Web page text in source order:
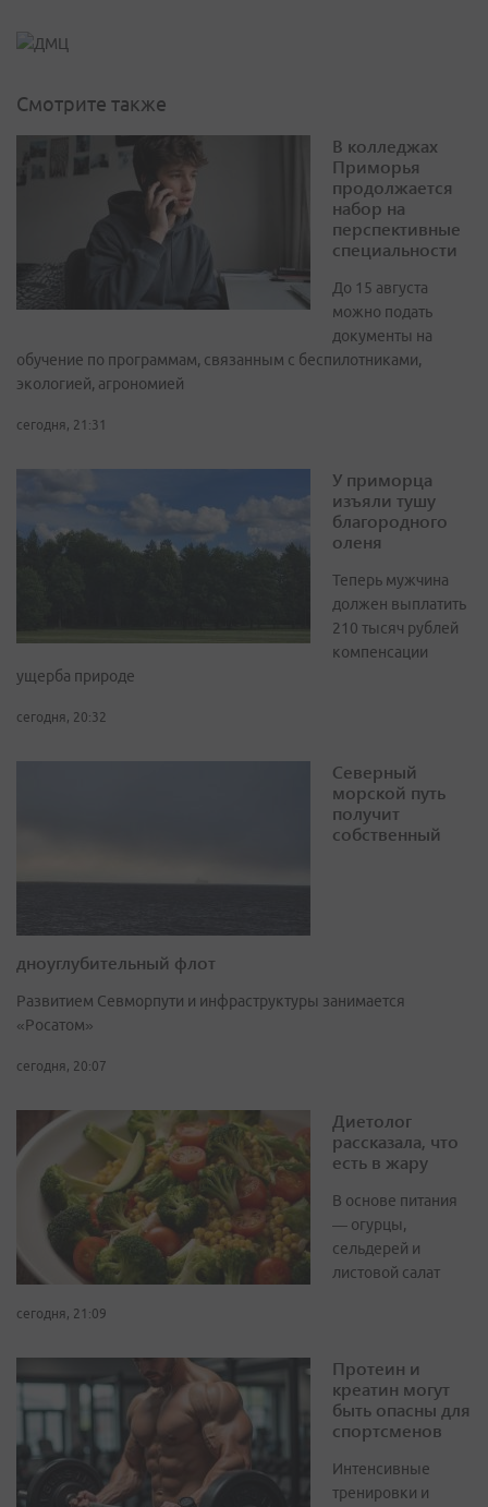
Смотрите также
В колледжах
Приморья
продолжается
набор на
перспективные
специальности
До 15 августа
можно подать
документы на
обучение по программам, связанным с беспилотниками,
экологией, агрономией
сегодня, 21:31
У приморца
изъяли тушу
благородного
оленя
Теперь мужчина
должен выплатить
210 тысяч рублей
компенсации
ущерба природе
сегодня, 20:32
Северный
морской путь
получит
собственный
дноуглубительный флот
Развитием Севморпути и инфраструктуры занимается
«Росатом»
сегодня, 20:07
Диетолог
рассказала, что
есть в жару
В основе питания
— огурцы,
сельдерей и
листовой салат
сегодня, 21:09
Протеин и
креатин могут
быть опасны для
спортсменов
Интенсивные
тренировки и